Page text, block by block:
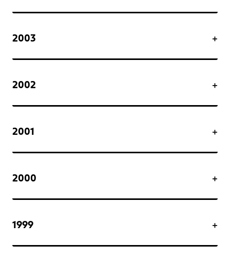
2003
2002
2001
2000
1999